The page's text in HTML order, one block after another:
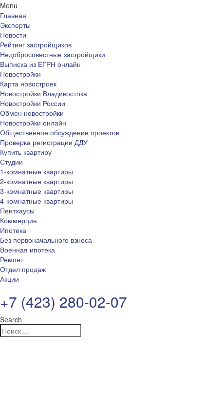
Menu
Главная
Эксперты
Новости
Рейтинг застройщиков
Недобросовестные застройщики
Выписка из ЕГРН онлайн
Новостройки
Карта новостроек
Новостройки Владивостока
Новостройки России
Обмен новостройки
Новостройки онлайн
Общественное обсуждение проектов
Проверка регистрации ДДУ
Купить квартиру
Студии
1-комнатные квартиры
2-комнатные квартиры
3-комнатные квартиры
4-комнатные квартиры
Пентхаусы
Коммерция
Ипотека
Без первоначального взноса
Военная ипотека
Ремонт
Отдел продаж
Акции
+7 (423) 280-02-07
Search